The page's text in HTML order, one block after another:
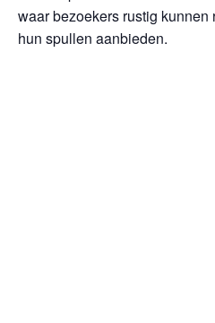
waar bezoekers rustig
hun spullen aanbieden.